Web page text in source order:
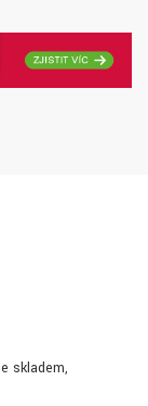
skladem,